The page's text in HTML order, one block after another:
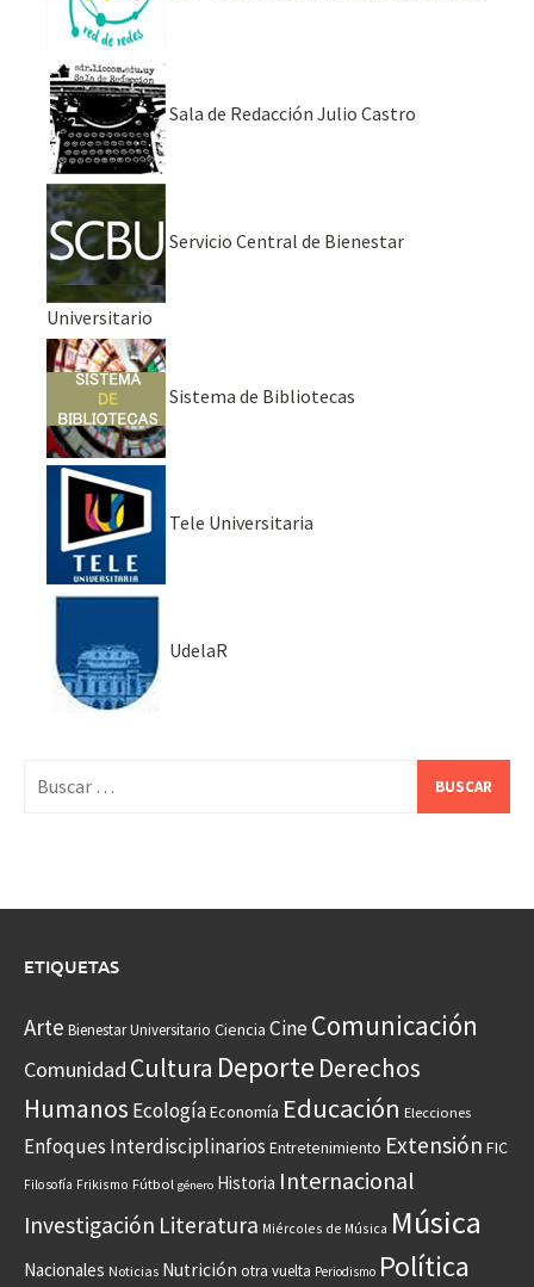
Sala de Redacción Julio Castro
Servicio Central de Bienestar
Universitario
Sistema de Bibliotecas
Tele Universitaria
UdelaR
ETIQUETAS
Arte Bienestar Universitario Ciencia CineComunicación
Comunidad Cultura Deporte Derechos
Humanos EcologíaEconomía Educación Elecciones
Enfoques Interdisciplinarios Entretenimiento Extensión FIC
Filosofía Frikismo Fútbol género Historia Internacional
Investigación Literatura Miércoles de Música Música
Nacionales Noticias Nutrición otra vuelta Periodismo Política